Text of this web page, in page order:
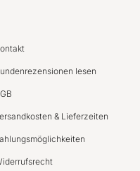
lesen
& Lieferzeiten